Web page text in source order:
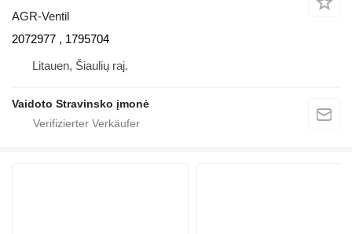
AGR-Ventil
2072977 , 1795704
Litauen, Šiaulių raj.
Vaidoto Stravinsko įmonė